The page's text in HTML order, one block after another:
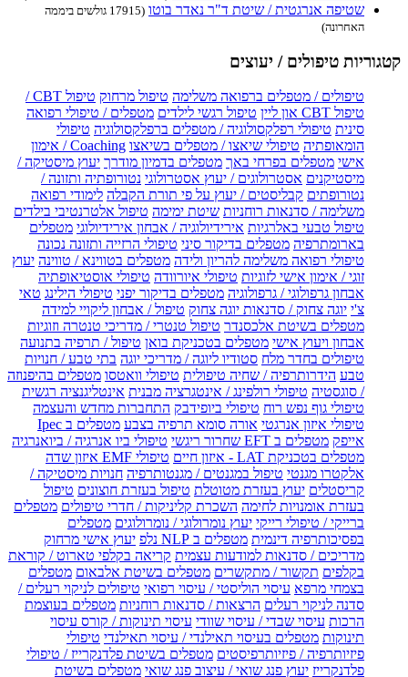
שטיפה אנרגטית / שיטת ד"ר נאדר בוטו
(17915 גולשים ביממה
האחרונה)
קטגוריות טיפולים / יעוצים
טיפולים / מטפלים ברפואה משלימה טיפול מרחוק
טיפול CBT /
טיפול CBT און ליין
טיפול רגשי לילדים מטפלים / טיפולי רפואה
סינית טיפולי רפלקסולוגיה / מטפלים ברפלקסולוגיה טיפולי
הומאופתיה טיפולי שיאצו / מטפלים בשיאצו
Coaching / אימון
אישי מטפלים בפרחי באך מטפלים בדמיון מודרך יעוץ מיסטיקה /
מיסטיקנים אסטרולוגים / יעוץ אסטרולוגי נטורופתיה ותזונה /
נטורופתים קבליסטים / יעוץ על פי תורת הקבלה לימודי רפואה
משלימה / סדנאות רוחניות שיטת ימימה טיפול אלטרנטיבי בילדים
טיפול טבעי באלרגיות אירידיולוגיה / אבחון אירידיולוגי מטפלים
בארומתרפיה מטפלים בדיקור סיני טיפולי הרזייה ותזונה נכונה
טיפולי רפואה משלימה להריון ולידה מטפלים בטווינא / טווינה יעוץ
זוגי / אימון אישי לזוגיות טיפולי איורוודה טיפולי אוסטיאופתיה
אבחון גרפולוגי / גרפולוגיה מטפלים בדיקור יפני טיפולי הילינג טאי
צ'י יוגה צחוק / סדנאות יוגה צחוק טיפול / אבחון ליקויי למידה
מטפלים בשיטת אלכסנדר טיפול טנטרי / מדריכי טנטרה וזוגיות
אבחון ויעוץ אישי מטפלים בטכניקת בואן טיפול / תרפיה בתנועה
טיפולים בחדר מלח סטודיו ליוגה / מדריכי יוגה בתי טבע / חנויות
טבע הידרותרפיה / שחיה טיפולית טיפולי וואטסו מטפלים בהיפנוזה
/ סוגסטיה טיפולי רולפינג / אינטגרציה מבנית אינטליגנציה רגשית
טיפולי גוף נפש רוח טיפולי ביופידבק התחברות מחדש והעצמה
טיפולי איזון אנרגטי אורה סומא תרפיה בצבע
מטפלים ב Ipec
אייפק מטפלים ב EFT שחרור ריגשי
טיפולי ביו אנרגיה / ביואנרגיה
מטפלים בטכניקת LAT - איזון חיים
טיפולי EMF איזון שדה
אלקטרו מגנטי טיפול במגנטים / מגנטותרפיה חנויות מיסטיקה /
קריסטלים יעוץ בעזרת מטוטלת טיפול בעזרת חוצונים טיפול
בעזרת אומנויות לחימה השכרת קליניקות / חדרי טיפולים מטפלים
ברייקי / טיפולי רייקי יעוץ נומרולוגי / נומרולוגים מטפלים
בפסיכותרפיה דינמית מטפלים ב NLP נלפ
יעוץ אישי מרחוק
מדריכים / סדנאות למודעות עצמית קריאה בקלפי טארוט / קוראת
בקלפים תקשור / מתקשרים מטפלים בשיטת אלבאום מטפלים
בצמחי מרפא עיסוי הוליסטי / עיסוי רפואי טיפולים לניקוי רעלים /
סדנה לניקוי רעלים הרצאות / סדנאות רוחניות מטפלים בעוצמת
הרכות עיסוי שבדי / עיסוי שוודי עיסוי תינוקות / קורס עיסוי
תינוקות מטפלים בעיסוי תאילנדי / עיסוי תאילנדי טיפולי
פיזיותרפיה / פיזיותרפיסטים מטפלים בשיטת פלדנקרייז / טיפולי
פלדנקרייז יעוץ פנג שואי / עיצוב פנג שואי מטפלים בשיטת